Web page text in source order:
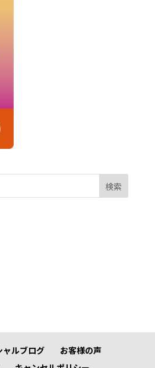
検索
ャルブログ
お客様の声